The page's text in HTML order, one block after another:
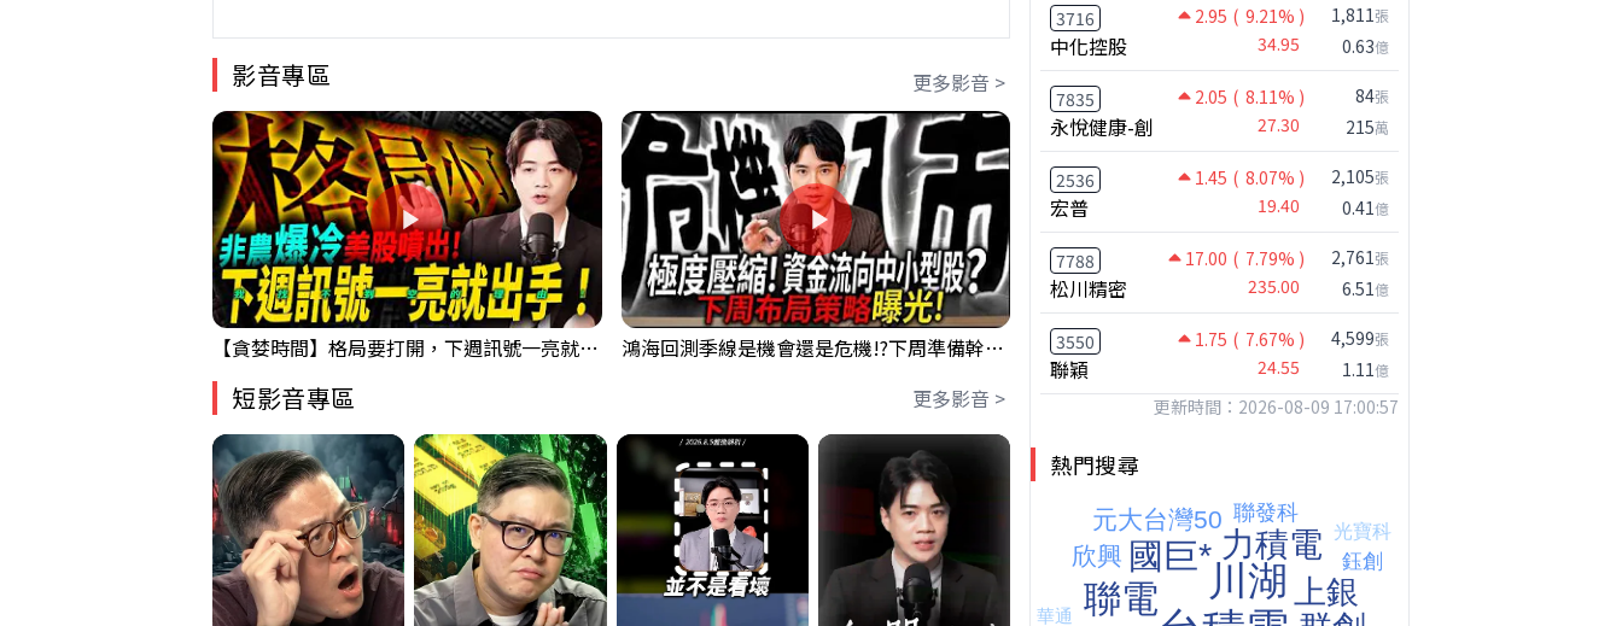
影音專區 更多影音 >
【貪婪時間】格局要打開，下週訊號一亮就出手！我不說的話還真一堆人不知道！｜錢進大趨勢 Mr.智霖 陳 2026/08/08 鴻海回測季線是機會還是危機!?下周準備幹大事?｜0807 #3661 #2317 #2317鴻海
短影音專區 更多影音 >
3716 2.95 ( 9.21% )
中化控股 34.95
1,811張
0.63億
7835 2.05 ( 8.11% )
永悅健康-創 27.30
84張
215萬
2536 1.45 ( 8.07% )
宏普 19.40
2,105張
0.41億
7788 17.00 ( 7.79% )
松川精密 235.00
2,761張
6.51億
3550 1.75 ( 7.67% )
聯穎 24.55
4,599張
1.11億
更新時間：2026-08-09 17:00:57
熱門搜尋